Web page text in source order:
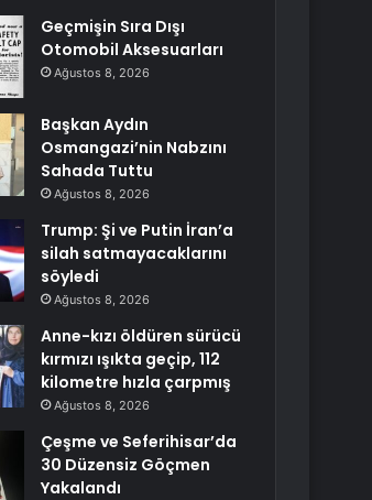
Geçmişin Sıra Dışı
Otomobil Aksesuarları
Ağustos 8, 2026
Başkan Aydın
Osmangazi’nin Nabzını
Sahada Tuttu
Ağustos 8, 2026
Trump: Şi ve Putin İran’a
silah satmayacaklarını
söyledi
Ağustos 8, 2026
Anne-kızı öldüren sürücü
kırmızı ışıkta geçip, 112
kilometre hızla çarpmış
Ağustos 8, 2026
Çeşme ve Seferihisar’da
30 Düzensiz Göçmen
Yakalandı